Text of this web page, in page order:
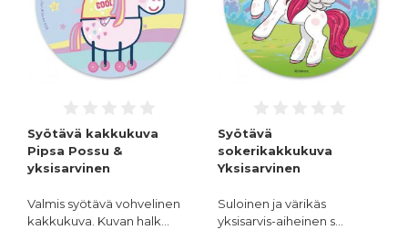
Syötävä kakkukuva
Pipsa Possu &
yksisarvinen
Valmis syötävä vohvelinen
kakkukuva. Kuvan halk…
Syötävä
sokerikakkukuva
Yksisarvinen
Suloinen ja värikäs
yksisarvis-aiheinen s…